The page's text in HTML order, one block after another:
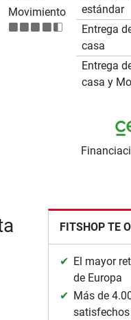
Movimiento
estándar
Entrega
casa
Entrega
casa y
FITSHOP TE
El mayor
de Europa
Más de
satisfechos